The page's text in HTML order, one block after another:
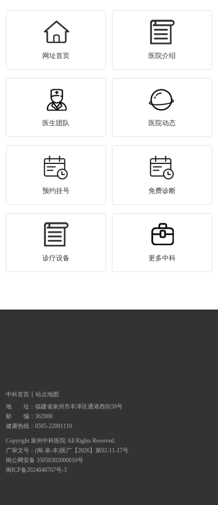
网址首页 医院介绍
医生团队 医院动态
预约挂号 免费诊断
诊疗设备 更多中科
中科首页
站点地图
地 址： 福建省泉州市丰泽区通港西街59号
邮 编：362000
健康热线： 0595-22091110
Copyright 泉州中科医院 All Rights Reserved.
广审文号：(闽-泉-丰)医广【2026】第02-11-17号
闽公网安备 35050302000610号
闽ICP备2024040767号-3